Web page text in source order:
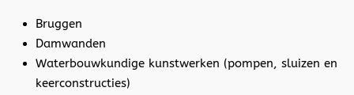
Bruggen
Damwanden
Waterbouwkundige kunstwerken (pompen, sluizen en
keerconstructies)